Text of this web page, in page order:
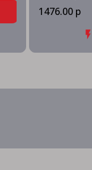
1476.00 р